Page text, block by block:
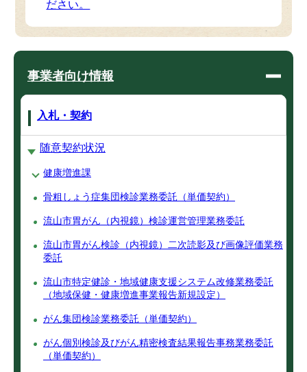
ださい。
事業者向け情報
入札・契約
随意契約状況
健康増進課
骨粗しょう症集団検診業務委託（単価契約）
流山市胃がん（内視鏡）検診運営管理業務委託
流山市胃がん検診（内視鏡）二次読影及び画像評価業務
委託
流山市特定健診・地域健康支援システム改修業務委託
（地域保健・健康増進事業報告新規設定）
がん集団検診業務委託（単価契約）
がん個別検診及びがん精密検査結果報告事務業務委託
（単価契約）